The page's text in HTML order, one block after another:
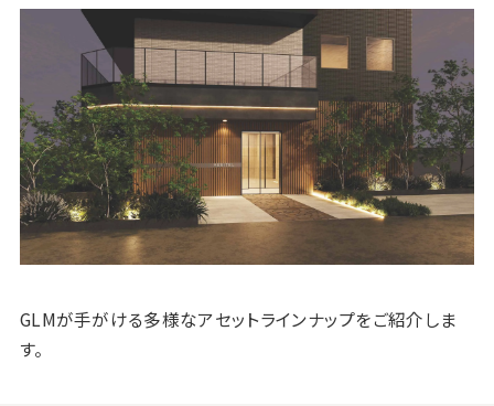
GLMが手がける多様なアセットラインナップをご紹介しま
す。